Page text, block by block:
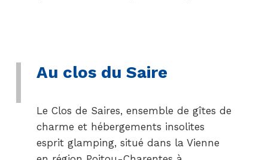
Au clos du Saire
Le Clos de Saires, ensemble de gîtes de
charme et hébergements insolites
esprit glamping, situé dans la Vienne